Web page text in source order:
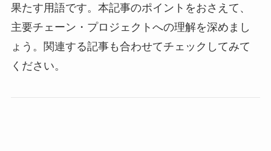
果たす用語です。本記事のポイントをおさえて、
主要チェーン・プロジェクトへの理解を深めまし
ょう。関連する記事も合わせてチェックしてみて
ください。